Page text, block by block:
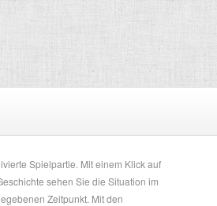
Spielpartie. Mit einem Klick auf
sehen Sie die Situation im
Zeitpunkt. Mit den